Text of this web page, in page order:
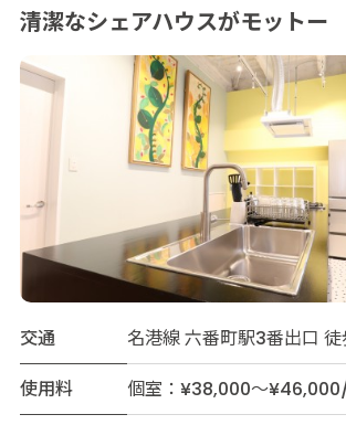
清潔なシェアハウスがモットー
交通
名港線 六番町駅3番出口
使用料
個室：¥38,000～